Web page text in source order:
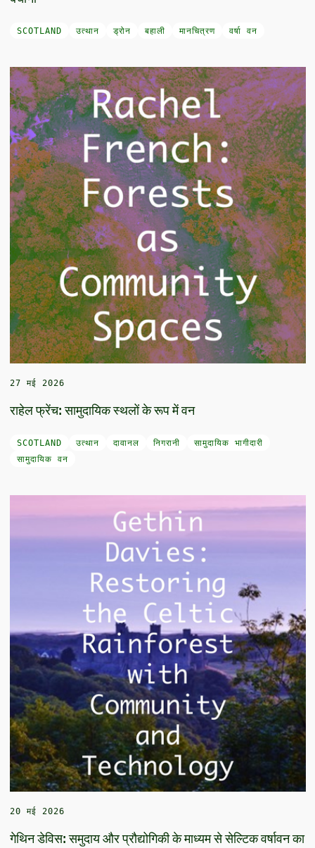
SCOTLAND उत्थान ड्रोन बहाली मानचित्रण वर्षा वन
27 मई 2026
राहेल फ्रेंच: सामुदायिक स्थलों के रूप में वन
SCOTLAND उत्थान दावानल निगरानी
सामुदायिक भागीदारी
सामुदायिक वन
20 मई 2026
गेथिन डेविस: समुदाय और प्रौद्योगिकी के माध्यम से सेल्टिक वर्षावन का